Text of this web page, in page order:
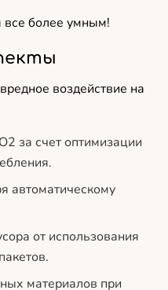
все более умным!
воздействие на
за счет оптимизации
автоматическому
от использования
материалов при